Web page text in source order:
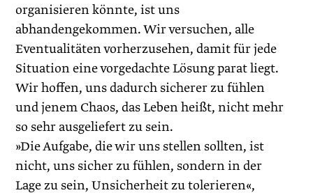
organisieren könnte, ist uns
abhandengekommen. Wir versuchen, alle
Eventualitäten vorherzusehen, damit für jede
Situation eine vorgedachte Lösung parat liegt.
Wir hoffen, uns dadurch sicherer zu fühlen
und jenem Chaos, das Leben heißt, nicht mehr
so sehr ausgeliefert zu sein.
»Die Aufgabe, die wir uns stellen sollten, ist
nicht, uns sicher zu fühlen, sondern in der
Lage zu sein, Unsicherheit zu tolerieren«,